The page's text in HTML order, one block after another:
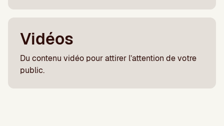
Vidéos
Du contenu vidéo pour attirer l’attention de votre
public.